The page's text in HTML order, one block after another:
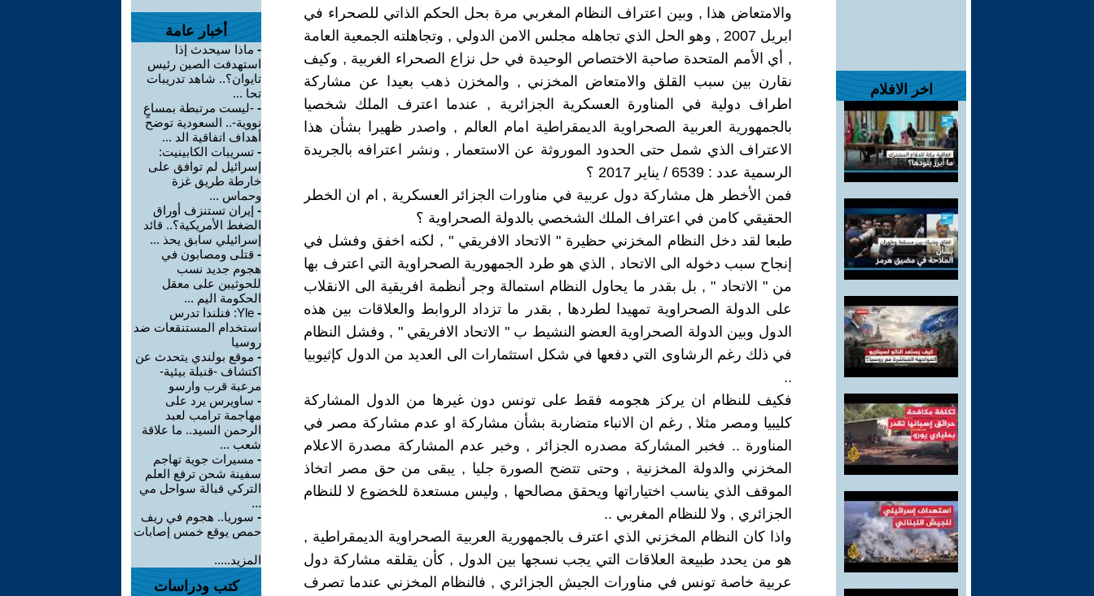
اخر الافلام
والامتعاض هذا , وبين اعتراف النظام المغربي مرة بحل الحكم الذاتي للصحراء في
ابريل 2007 , وهو الحل الذي تجاهله مجلس الامن الدولي , وتجاهلته الجمعية العامة
, أي الأمم المتحدة صاحبة الاختصاص الوحيدة في حل نزاع الصحراء الغربية , وكيف
نقارن بين سبب القلق والامتعاض المخزني , والمخزن ذهب بعيدا عن مشاركة
اطراف دولية في المناورة العسكرية الجزائرية , عندما اعترف الملك شخصيا
بالجمهورية العربية الصحراوية الديمقراطية امام العالم , واصدر ظهيرا بشأن هذا
الاعتراف الذي شمل حتى الحدود الموروثة عن الاستعمار , ونشر اعترافه بالجريدة
الرسمية عدد : 6539 / يناير 2017 ؟
فمن الأخطر هل مشاركة دول عربية في مناورات الجزائر العسكرية , ام ان الخطر
الحقيقي كامن في اعتراف الملك الشخصي بالدولة الصحراوية ؟
طبعا لقد دخل النظام المخزني حظيرة " الاتحاد الافريقي " , لكنه اخفق وفشل في
إنجاح سبب دخوله الى الاتحاد , الذي هو طرد الجمهورية الصحراوية التي اعترف بها
من " الاتحاد " , بل بقدر ما يحاول النظام استمالة وجر أنظمة افريقية الى الانقلاب
على الدولة الصحراوية تمهيدا لطردها , بقدر ما تزداد الروابط والعلاقات بين هذه
الدول وبين الدولة الصحراوية العضو النشيط ب " الاتحاد الافريقي " , وفشل النظام
في ذلك رغم الرشاوى التي دفعها في شكل استثمارات الى العديد من الدول كإثيوبيا
..
فكيف للنظام ان يركز هجومه فقط على تونس دون غيرها من الدول المشاركة
كليبيا ومصر مثلا , رغم ان الانباء متضاربة بشأن مشاركة او عدم مشاركة مصر في
المناورة .. فخبر المشاركة مصدره الجزائر , وخبر عدم المشاركة مصدرة الاعلام
المخزني والدولة المخزنية , وحتى تتضح الصورة جليا , يبقى من حق مصر اتخاذ
الموقف الذي يناسب اختياراتها ويحقق مصالحها , وليس مستعدة للخضوع لا للنظام
الجزائري , ولا للنظام المغربي ..
واذا كان النظام المخزني الذي اعترف بالجمهورية العربية الصحراوية الديمقراطية ,
هو من يحدد طبيعة العلاقات التي يجب نسجها بين الدول , كأن يقلقه مشاركة دول
عربية خاصة تونس في مناورات الجيش الجزائري , فالنظام المخزني عندما تصرف
أخبار عامة
- ماذا سيحدث إذا
استهدفت الصين رئيس
تايوان؟.. شاهد تدريبات
تحا ...
- -ليست مرتبطة بمساعٍ
نووية-.. السعودية توضح
أهداف اتفاقية الد ...
- تسريبات الكابينيت:
إسرائيل لم توافق على
خارطة طريق غزة
وحماس ...
- إيران تستنزف أوراق
الضغط الأمريكية؟.. قائد
إسرائيلي سابق يحذ ...
- قتلى ومصابون في
هجوم جديد نسب
للحوثيين على معقل
الحكومة اليم ...
-
Yle: فنلندا تدرس
استخدام المستنقعات ضد
روسيا
- موقع بولندي يتحدث عن
اكتشاف -قنبلة بيئية-
مرعبة قرب وارسو
- ساويرس يرد على
مهاجمة ترامب لعبد
الرحمن السيد.. ما علاقة
شعب ...
- مسيرات جوية تهاجم
سفينة شحن ترفع العلم
التركي قبالة سواحل مي
...
- سوريا.. هجوم في ريف
حمص يوقع خمس إصابات
المزيد.....
كتب ودراسات